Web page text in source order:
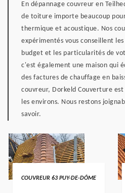
En dépannage couvreur en
de toiture importe beaucoup
thermique et acoustique. Nos
expérimentés vous conseillent
budget et les particularités de
c'est également une maison qui
des factures de chauffage en
couvreur, Dorkeld Couverture
les environs. Nous restons
savoir.
COUVREUR 63 PUY-DE-DÔME